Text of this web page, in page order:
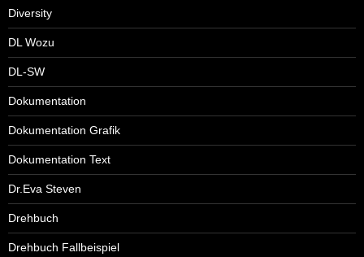
Diversity
DL Wozu
DL-SW
Dokumentation
Dokumentation Grafik
Dokumentation Text
Dr.Eva Steven
Drehbuch
Drehbuch Fallbeispiel